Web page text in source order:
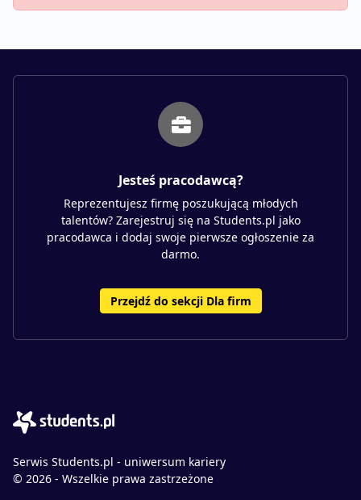
Jesteś pracodawcą?
Reprezentujesz firmę poszukującą młodych
talentów? Zarejestruj się na Students.pl jako
pracodawca i dodaj swoje pierwsze ogłoszenie za
darmo.
Przejdź do sekcji Dla firm
Serwis Students.pl - uniwersum kariery
© 2026 - Wszelkie prawa zastrzeżone